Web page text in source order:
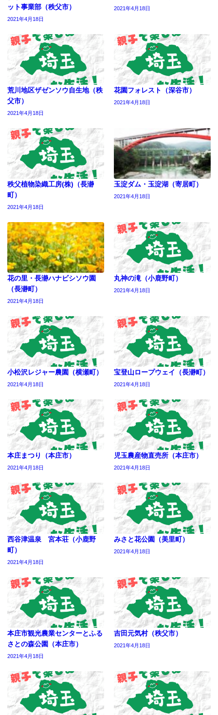
ット事業部（秩父市）
2021年4月18日
2021年4月18日
荒川地区ザゼンソウ自生地（秩
父市）
2021年4月18日
花園フォレスト（深谷市）
2021年4月18日
秩父植物染織工房(株)（長瀞
町）
2021年4月18日
玉淀ダム・玉淀湖（寄居町）
2021年4月18日
花の里・長瀞ハナビシソウ園
（長瀞町）
2021年4月18日
丸神の滝（小鹿野町）
2021年4月18日
小松沢レジャー農園（横瀬町）
2021年4月18日
宝登山ロープウェイ（長瀞町）
2021年4月18日
本庄まつり（本庄市）
2021年4月18日
児玉農産物直売所（本庄市）
2021年4月18日
西谷津温泉 宮本荘（小鹿野
町）
2021年4月18日
みさと花公園（美里町）
2021年4月18日
本庄市観光農業センターとふる
さとの森公園（本庄市）
2021年4月18日
吉田元気村（秩父市）
2021年4月18日